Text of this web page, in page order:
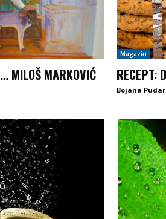
MILOŠ MARKOVIĆ
Magazin
RECEPT:
Bojana Pudar